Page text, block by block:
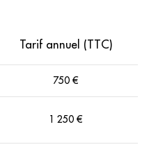
Tarif annuel (TTC)
750 €
1 250 €